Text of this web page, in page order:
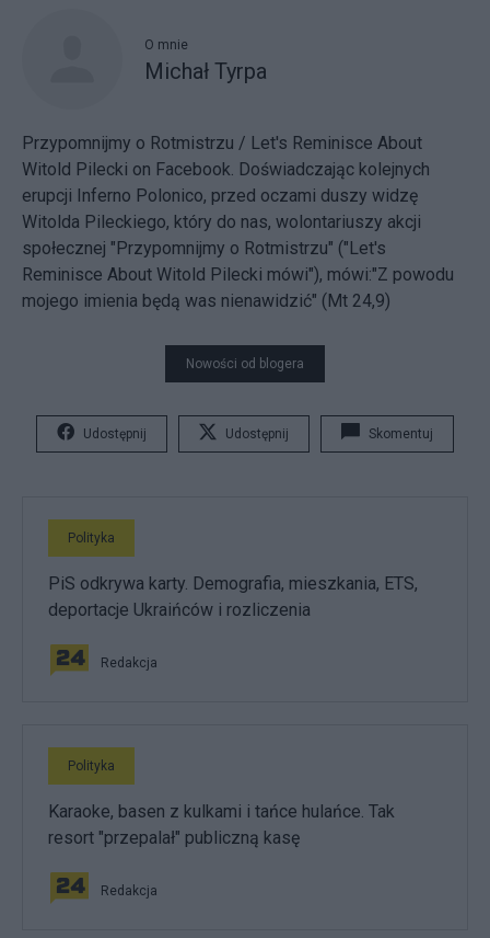
O mnie
Michał Tyrpa
Przypomnijmy o Rotmistrzu / Let's Reminisce About
Witold Pilecki on Facebook. Doświadczając kolejnych
erupcji Inferno Polonico, przed oczami duszy widzę
Witolda Pileckiego, który do nas, wolontariuszy akcji
społecznej "Przypomnijmy o Rotmistrzu" ("Let's
Reminisce About Witold Pilecki mówi"), mówi:"Z powodu
mojego imienia będą was nienawidzić" (Mt 24,9)
Nowości od blogera
Udostępnij Udostępnij Skomentuj
Polityka
PiS odkrywa karty. Demografia, mieszkania, ETS,
deportacje Ukraińców i rozliczenia
Redakcja
Polityka
Karaoke, basen z kulkami i tańce hulańce. Tak
resort "przepalał" publiczną kasę
Redakcja